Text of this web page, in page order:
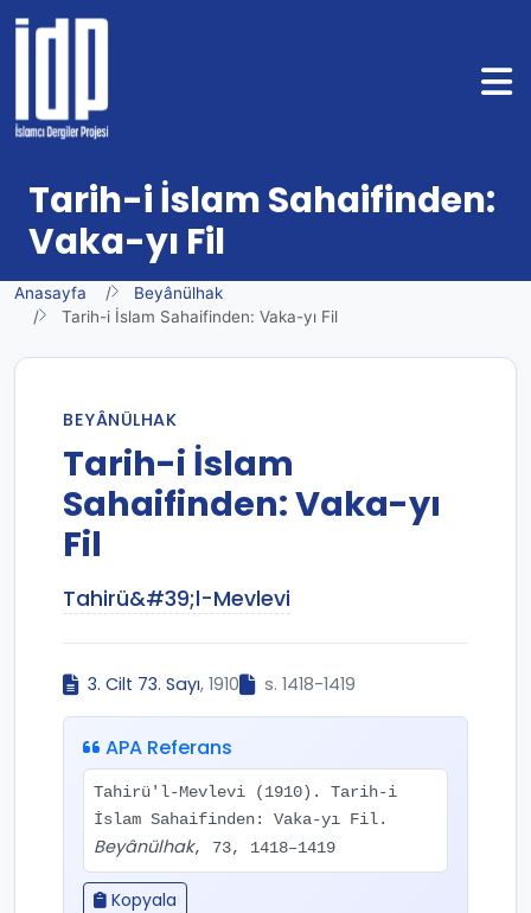
Tarih-i İslam Sahaifinden:
Vaka-yı Fil
Anasayfa
Beyânülhak
Tarih-i İslam Sahaifinden: Vaka-yı Fil
BEYÂNÜLHAK
Tarih-i İslam
Sahaifinden: Vaka-yı
Fil
Tahirü&#39;l-Mevlevi
3. Cilt 73. Sayı, 1910 s. 1418-1419
APA Referans
Tahirü'l-Mevlevi (1910). Tarih-i
İslam Sahaifinden: Vaka-yı Fil.
Beyânülhak, 73, 1418–1419
Kopyala